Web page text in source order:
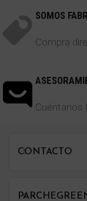
SOMOS
Compra
Cuéntanos
CONTACTO